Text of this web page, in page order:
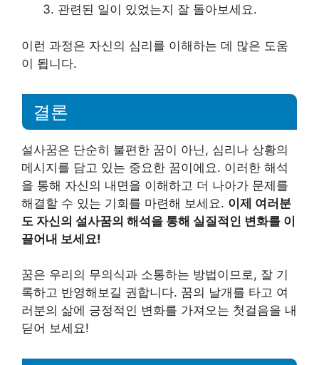
관련된 일이 있었는지 잘 돌아보세요.
이런 과정은 자신의 심리를 이해하는 데 많은 도움
이 됩니다.
결론
설사꿈은 단순히 불편한 꿈이 아닌, 심리나 상황의
메시지를 담고 있는 중요한 꿈이에요. 이러한 해석
을 통해 자신의 내면을 이해하고 더 나아가 문제를
해결할 수 있는 기회를 마련해 보세요. 이제 여러분
도 자신의 설사꿈의 해석을 통해 실질적인 변화를 이
끌어내 보세요!
꿈은 우리의 무의식과 소통하는 방법이므로, 잘 기
록하고 반영해보길 권합니다. 꿈의 날개를 타고 여
러분의 삶에 긍정적인 변화를 가져오는 첫걸음을 내
딛어 보세요!